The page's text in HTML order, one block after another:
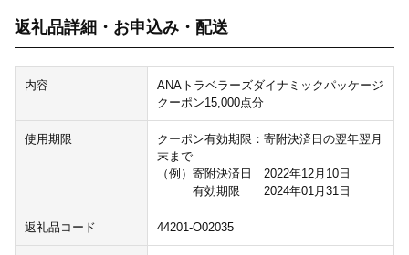
返礼品詳細・お申込み・配送
内容
ANAトラベラーズダイナミックパッケージ
クーポン15,000点分
使用期限
クーポン有効期限：寄附決済日の翌年翌月
末まで
（例）寄附決済日 2022年12月10日
有効期限 2024年01月31日
返礼品コード 44201-O02035